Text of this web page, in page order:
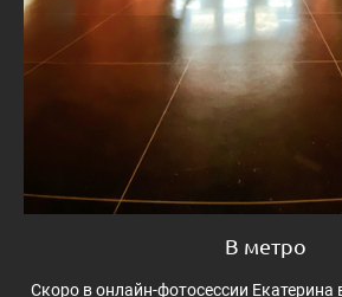
В метро
Скоро в онлайн-фотосессии Екатерина